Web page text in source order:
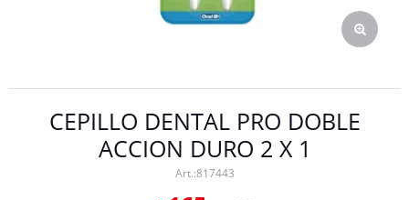
CEPILLO DENTAL PRO DOBLE
ACCION DURO 2 X 1
817443